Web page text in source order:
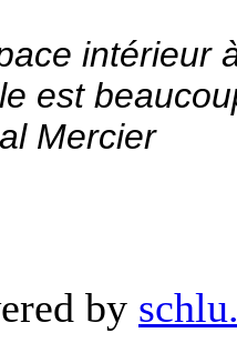
intérieur
est
Mercier
by